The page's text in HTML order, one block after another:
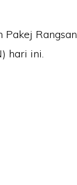
hari ini.